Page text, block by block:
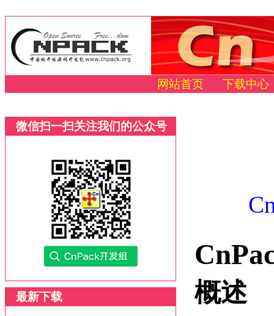
网站首页 下载中心
微信扫一扫关注我们的公众号
最新下载 概述